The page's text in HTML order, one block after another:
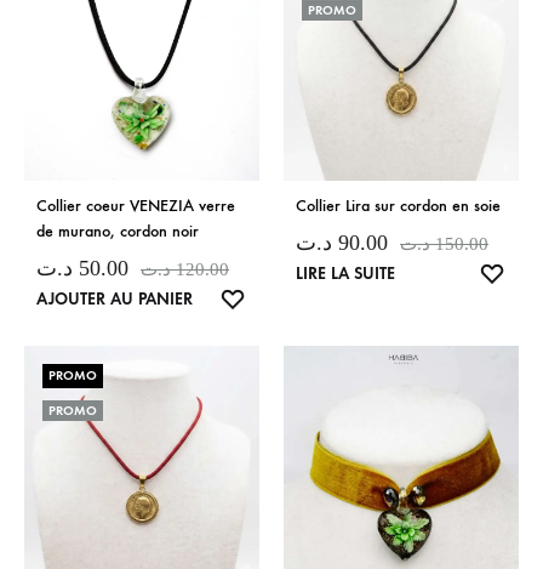
Collier coeur VENEZIA verre
de murano, cordon noir
50.00 د.ت 120.00 د.ت
AJOUTER AU PANIER
PROMO
Collier Lira sur cordon en soie
90.00 د.ت 150.00 د.ت
LIRE LA SUITE
PROMO
PROMO